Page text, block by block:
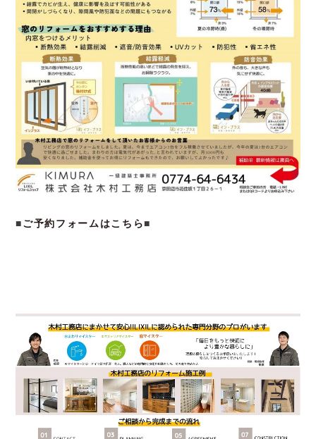
■ ご予約フォームはこちら■